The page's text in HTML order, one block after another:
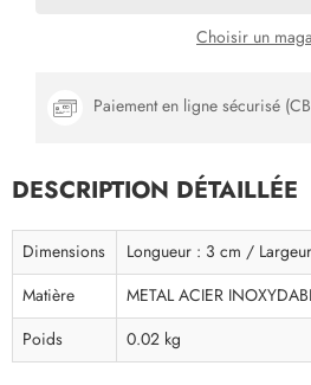
Choisir un
Paiement en ligne sécurisé
DESCRIPTION DÉTAILLÉE
Dimensions
Longueur : 3 cm /
Matière
METAL ACIER
Poids
0.02 kg